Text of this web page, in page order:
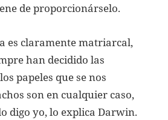
de proporcionárselo.
es claramente matriarcal,
han decidido las
papeles que se nos
son en cualquier caso,
digo yo, lo explica Darwin.